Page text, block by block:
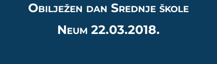
Obilježen dan Srednje škole
Neum 22.03.2018.